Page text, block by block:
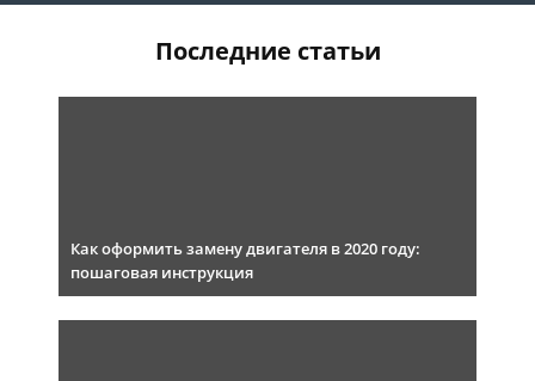
Последние статьи
Как оформить замену двигателя в 2020 году:
пошаговая инструкция